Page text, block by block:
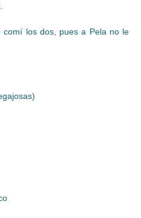
los dos, pues a Pela no le